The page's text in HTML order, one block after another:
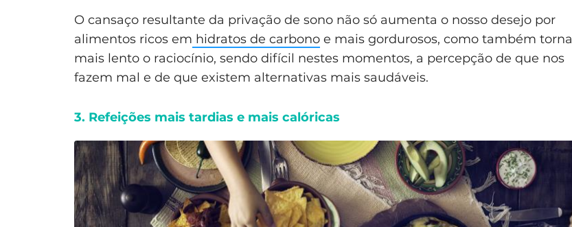
O cansaço resultante da privação de sono não só aumenta o nosso desejo por
alimentos ricos em hidratos de carbono e mais gordurosos, como também torna
mais lento o raciocínio, sendo difícil nestes momentos, a percepção de que nos
fazem mal e de que existem alternativas mais saudáveis.
3. Refeições mais tardias e mais calóricas